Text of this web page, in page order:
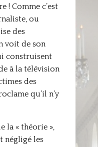
! Comme c’est
ou
des
voit de son
construisent
à la télévision
des
qu’il n’y
la « théorie »,
négligé les